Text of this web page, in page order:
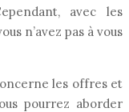
avec les
n’avez pas à vous
les offres et
pourrez aborder